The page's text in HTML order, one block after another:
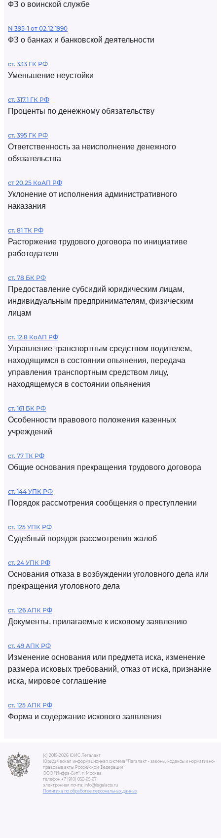
ФЗ о воинской службе
N 395-1 от 02.12.1990
ФЗ о банках и банковской деятельности
ст. 333 ГК РФ
Уменьшение неустойки
ст. 317.1 ГК РФ
Проценты по денежному обязательству
ст. 395 ГК РФ
Ответственность за неисполнение денежного
обязательства
ст 20.25 КоАП РФ
Уклонение от исполнения административного
наказания
ст. 81 ТК РФ
Расторжение трудового договора по инициативе
работодателя
ст. 78 БК РФ
Предоставление субсидий юридическим лицам,
индивидуальным предпринимателям, физическим
лицам
ст. 12.8 КоАП РФ
Управление транспортным средством водителем,
находящимся в состоянии опьянения, передача
управления транспортным средством лицу,
находящемуся в состоянии опьянения
ст. 161 БК РФ
Особенности правового положения казенных
учреждений
ст. 77 ТК РФ
Общие основания прекращения трудового договора
ст. 144 УПК РФ
Порядок рассмотрения сообщения о преступлении
ст. 125 УПК РФ
Судебный порядок рассмотрения жалоб
ст. 24 УПК РФ
Основания отказа в возбуждении уголовного дела или
прекращения уголовного дела
ст. 126 АПК РФ
Документы, прилагаемые к исковому заявлению
ст. 49 АПК РФ
Изменение основания или предмета иска, изменение
размера исковых требований, отказ от иска, признание
иска, мировое соглашение
ст. 125 АПК РФ
Форма и содержание искового заявления
(c) 2015-2026 ЮИС Легалакт
Юридическая информационная система "Легалакт - законы, кодексы и нормативно-
правовые акты Российской Федерации"
ООО "Инфра-Бит", г. Москва.
телефон +7 (910) 050-65-67
электронная почта: info@legalacts.ru
Политика по обработке персональных данных